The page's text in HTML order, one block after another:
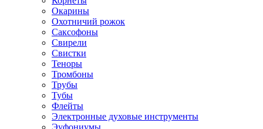
Окарины
Охотничий рожок
Саксофоны
Свирели
Свистки
Теноры
Тромбоны
Трубы
Тубы
Флейты
Электронные духовые инструменты
Эуфониумы